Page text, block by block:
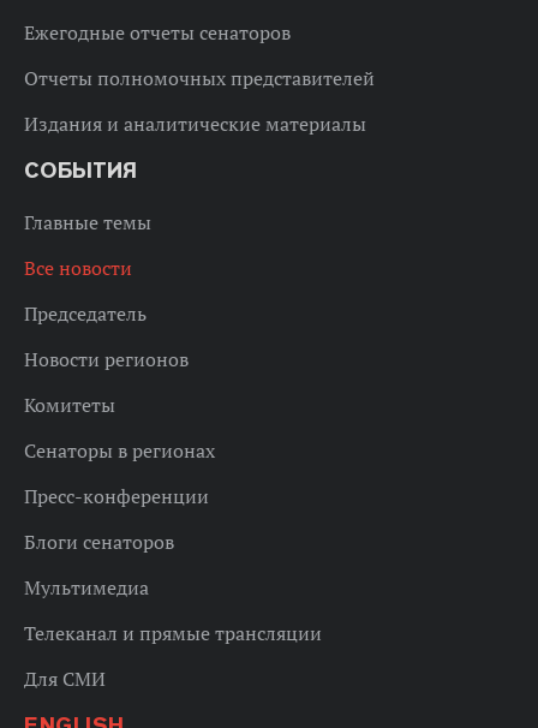
Ежегодные отчеты сенаторов
Отчеты полномочных представителей
Издания и аналитические материалы
СОБЫТИЯ
Главные темы
Все новости
Председатель
Новости регионов
Комитеты
Сенаторы в регионах
Пресс-конференции
Блоги сенаторов
Мультимедиа
Телеканал и прямые трансляции
Для СМИ